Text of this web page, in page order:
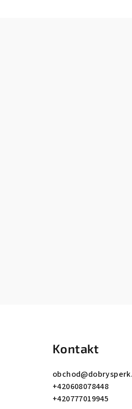
Kontakt
obchod@
+420608078448
+420777019945